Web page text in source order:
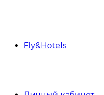
Fly&Hotels